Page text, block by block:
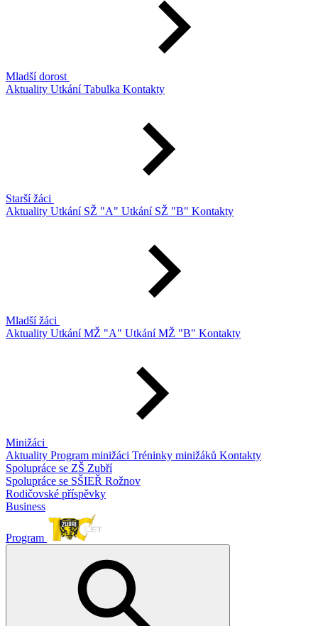
Mladší dorost
Aktuality UtkáníTabulka Kontakty
Starší žáci
Aktuality Utkání SŽ "A" Utkání SŽ "B" Kontakty
Mladší žáci
Aktuality Utkání MŽ "A" Utkání MŽ "B" Kontakty
Minižáci
Aktuality Program minižáci Tréninky minižáků Kontakty
Spolupráce se ZŠ Zubří
Spolupráce se SŠIEŘ Rožnov
Rodičovské příspěvky
Business
Program